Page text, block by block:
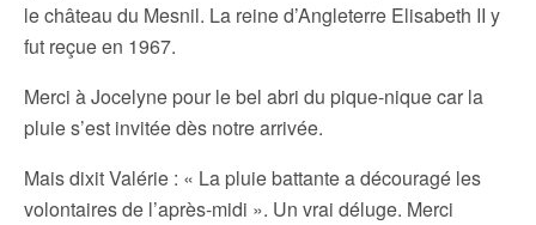
le château du Mesnil. La reine d’Angleterre Elisabeth II y
fut reçue en 1967.
Merci à Jocelyne pour le bel abri du pique-nique car la
pluie s’est invitée dès notre arrivée.
Mais dixit Valérie : « La pluie battante a découragé les
volontaires de l’après-midi ». Un vrai déluge. Merci